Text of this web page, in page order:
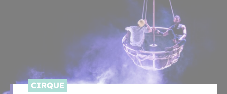
CIRQUE